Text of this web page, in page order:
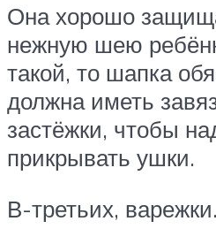
Она хорошо
нежную шею
такой, то шапка
должна иметь
застёжки, чтобы
прикрывать ушки.
В-третьих, варежки.